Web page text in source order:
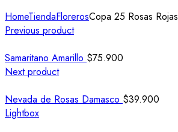
HomeTiendaFlorerosCopa 25 Rosas Rojas
Previous product
Samaritano Amarillo $75.900
Next product
Nevada de Rosas Damasco $39.900
Lightbox